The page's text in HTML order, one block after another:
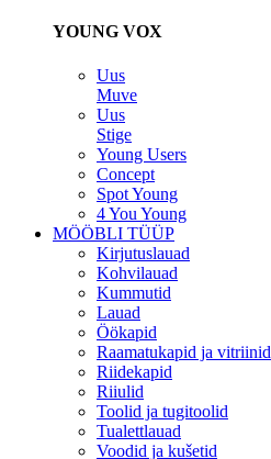
YOUNG VOX
Uus
Muve
Uus
Stige
Young Users
Concept
Spot Young
4 You Young
MÖÖBLI TÜÜP
Kirjutuslauad
Kohvilauad
Kummutid
Lauad
Öökapid
Raamatukapid ja vitriinid
Riidekapid
Riiulid
Toolid ja tugitoolid
Tualettlauad
Voodid ja kušetid